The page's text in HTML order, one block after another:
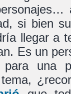
si bien
llegar a
Es un
una